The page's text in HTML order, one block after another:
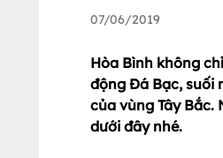
07/06/2019
Hòa Bình không
động Đá Bạc, suối
của vùng Tây Bắc.
dưới đây nhé.